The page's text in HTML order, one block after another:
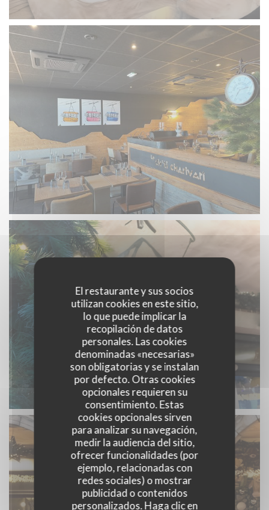
El restaurante y sus socios
utilizan cookies en este sitio,
lo que puede implicar la
recopilación de datos
personales. Las cookies
denominadas «necesarias»
son obligatorias y se instalan
por defecto. Otras cookies
opcionales requieren su
consentimiento. Estas
cookies opcionales sirven
para analizar su navegación,
medir la audiencia del sitio,
ofrecer funcionalidades (por
ejemplo, relacionadas con
redes sociales) o mostrar
publicidad o contenidos
personalizados. Haga clic en